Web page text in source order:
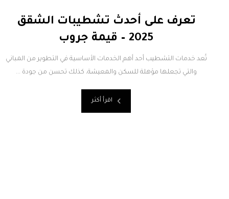
تعرف على أحدث تشطيبات الشقق
2025 – قيمة جروب
تُعد خدمات التشطيب أحد أهم الخدمات الأساسية في التطوير من المباني
والتي تجعلها مؤهلة للسكن والمعيشة، كذلك تحسن من جودة ...
اقرأ أكثر